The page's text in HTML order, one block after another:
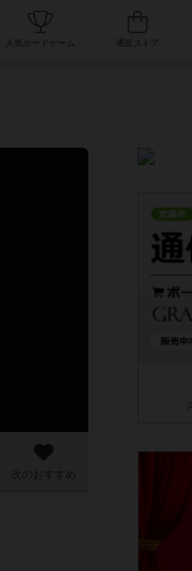
人気ボードゲーム
次のおすすめ